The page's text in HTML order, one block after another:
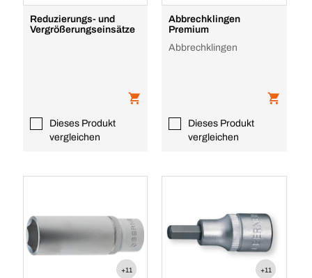
Reduzierungs- und
Vergrößerungseinsätze
Dieses Produkt
vergleichen
Abbrechklingen
Premium
Abbrechklingen
Dieses Produkt
vergleichen
+11 +11